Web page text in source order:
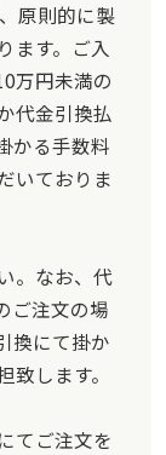
原則的に製
ます。ご入
万円未満の
代金引換払
かる手数料
いておりま
。なお、代
ご注文の場
換にて掛か
します。
てご注文を